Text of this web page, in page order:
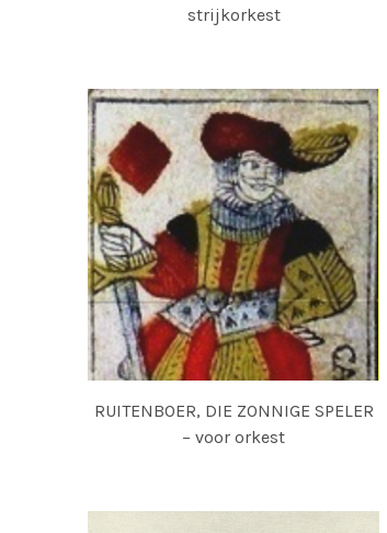
strijkorkest
RUITENBOER, DIE ZONNIGE SPELER
– voor orkest